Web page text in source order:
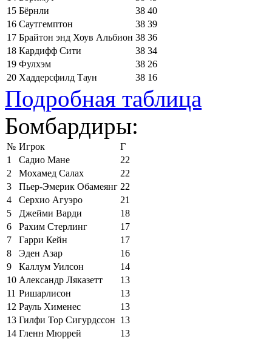
15 Бёрнли 38 40
16 Саутгемптон 38 39
17 Брайтон энд Хоув Альбион 38 36
18 Кардифф Сити 38 34
19 Фулхэм 38 26
20 Хаддерсфилд Таун 38 16
Подробная таблица
Бомбардиры:
№ Игрок
Г
1
Садио Мане
22
2
Мохамед Салах
22
3
Пьер-Эмерик Обамеянг 22
4
Серхио Агуэро
21
5
Джейми Варди
18
6
Рахим Стерлинг
17
7
Гарри Кейн
17
8
Эден Азар
16
9
Каллум Уилсон
14
10 Александр Ляказетт
13
11 Ришарлисон
13
12 Рауль Хименес
13
13 Гилфи Тор Сигурдссон 13
14 Гленн Мюррей
13